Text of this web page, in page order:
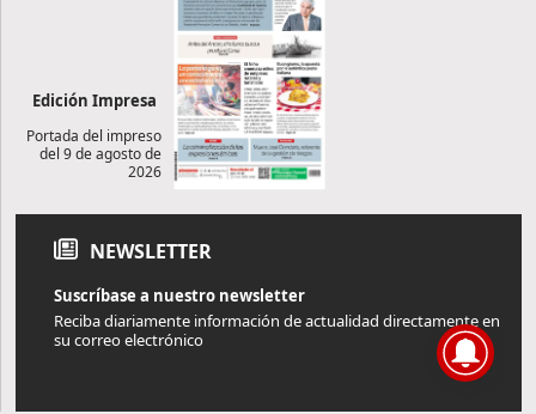
Edición Impresa
Portada del impreso
del 9 de agosto de
2026
NEWSLETTER
Suscríbase a nuestro newsletter
Reciba diariamente información de actualidad directamente en
su correo electrónico